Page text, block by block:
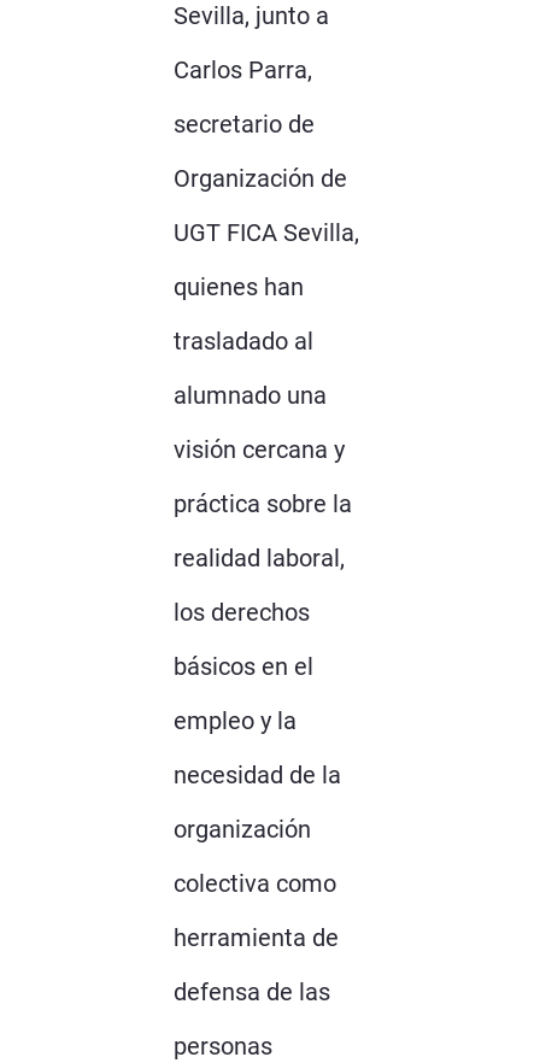
Sevilla, junto a
Carlos Parra,
secretario de
Organización de
UGT FICA Sevilla,
quienes han
trasladado al
alumnado una
visión cercana y
práctica sobre la
realidad laboral,
los derechos
básicos en el
empleo y la
necesidad de la
organización
colectiva como
herramienta de
defensa de las
personas